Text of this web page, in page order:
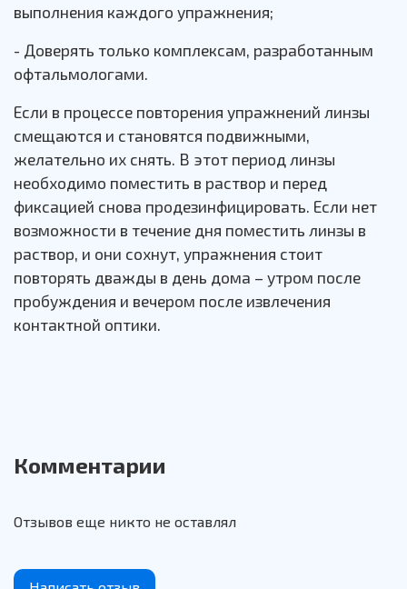
выполнения каждого упражнения;
- Доверять только комплексам, разработанным
офтальмологами.
Если в процессе повторения упражнений линзы
смещаются и становятся подвижными,
желательно их снять. В этот период линзы
необходимо поместить в раствор и перед
фиксацией снова продезинфицировать. Если нет
возможности в течение дня поместить линзы в
раствор, и они сохнут, упражнения стоит
повторять дважды в день дома – утром после
пробуждения и вечером после извлечения
контактной оптики.
Комментарии
Отзывов еще никто не оставлял